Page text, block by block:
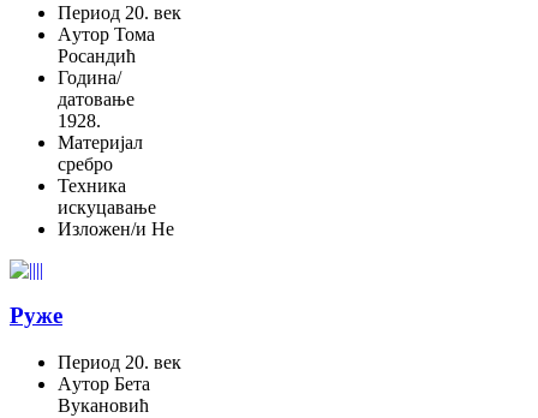
Период 20. век
Aутор Тома
Росандић
Година/
датовање
1928.
Материјал
сребро
Техника
искуцавање
Изложен/и Не
Руже
Период 20. век
Aутор Бета
Вукановић